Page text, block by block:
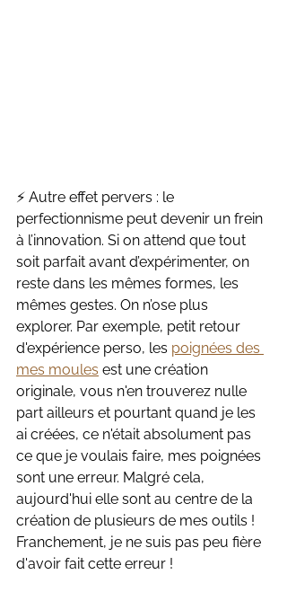
⚡ Autre effet pervers : le
perfectionnisme peut devenir un frein
à l’innovation. Si on attend que tout
soit parfait avant d’expérimenter, on
reste dans les mêmes formes, les
mêmes gestes. On n’ose plus
explorer. Par exemple, petit retour
d'expérience perso, les poignées des
mes moules est une création
originale, vous n'en trouverez nulle
part ailleurs et pourtant quand je les
ai créées, ce n'était absolument pas
ce que je voulais faire, mes poignées
sont une erreur. Malgré cela,
aujourd'hui elle sont au centre de la
création de plusieurs de mes outils !
Franchement, je ne suis pas peu fière
d'avoir fait cette erreur !